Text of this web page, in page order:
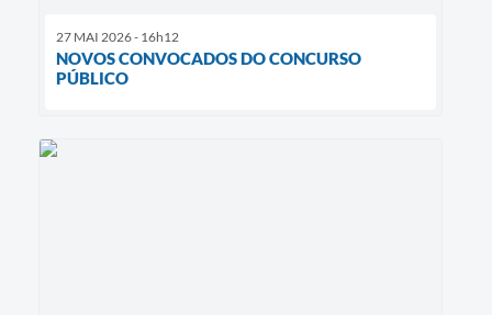
27 MAI 2026 - 16h12
NOVOS CONVOCADOS DO CONCURSO
PÚBLICO